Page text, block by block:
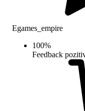
Egames_empire
100%
Feedback